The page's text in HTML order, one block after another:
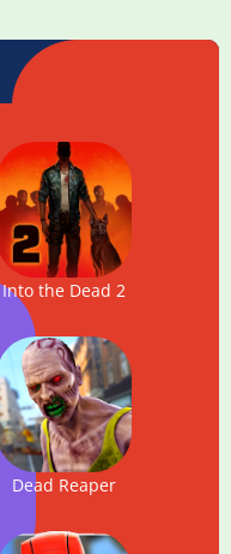
Into the Dead 2
Dead Reaper